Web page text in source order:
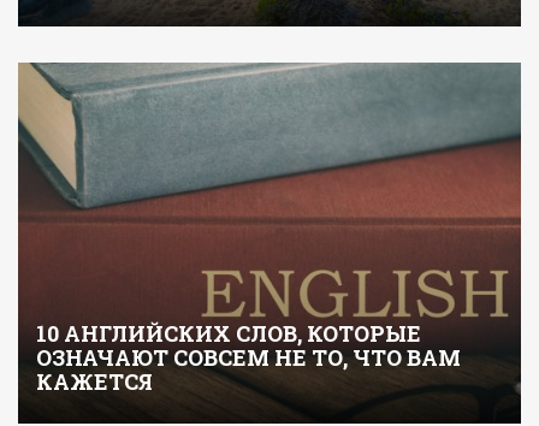
10 АНГЛИЙСКИХ СЛОВ, КОТОРЫЕ
ОЗНАЧАЮТ СОВСЕМ НЕ ТО, ЧТО ВАМ
КАЖЕТСЯ